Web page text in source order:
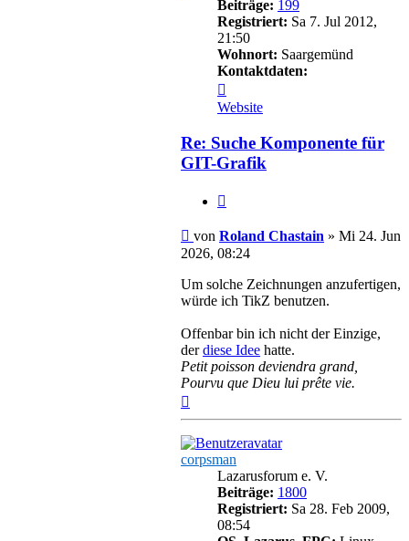
Beiträge: 199
Registriert: Sa 7. Jul 2012,
21:50
Wohnort: Saargemünd
Kontaktdaten:
von
Roland
Chastain
Website
Re: Suche Komponente für
GIT-Grafik
Beitrag
von Roland Chastain » Mi 24. Jun
2026, 08:24
Um solche Zeichnungen anzufertigen,
würde ich TikZ benutzen.
Offenbar bin ich nicht der Einzige,
derdiese Idee hatte.
Petit poisson deviendra grand,
Pourvu que Dieu lui prête vie.
corpsman
Lazarusforum e. V.
Beiträge: 1800
Registriert: Sa 28. Feb 2009,
08:54